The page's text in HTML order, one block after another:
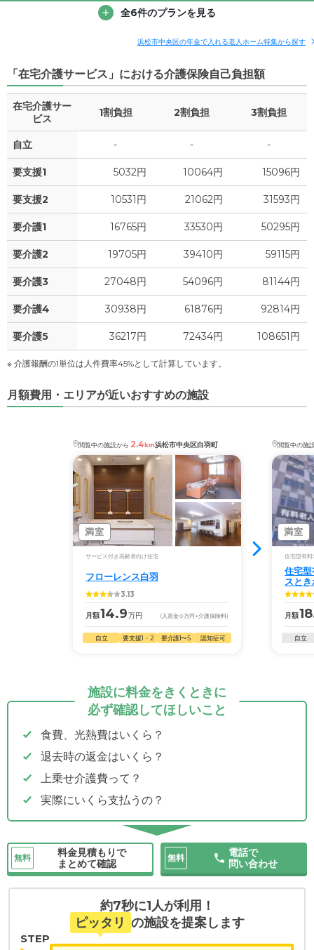
7.2
5.2 万円
食費 ? 2.2 万円
水道・光熱費 0
?
その他 3.9
介護保険料 -
入居金
その他費用
補足情報
家賃 8.9 万円
管理費 ? 5.2 万円
食費 ? 0.9
水道・光熱費 0 万円
上乗せ介護費 ? 0 万円
その他 3.9
介護保険料 - 万円
全6件のプランを見る
浜松市中央区の年金で入れる老人ホーム特集から探す
「在宅介護サービス」における介護保険自己負担額
在宅介護サー
ビス
1割負担 2割負担 3割負担
自立 - - -
要支援1 5032円 10064円 15096円
要支援2 10531円 21062円 31593円
要介護1 16765円 33530円 50295円
要介護2 19705円 39410円 59115円
要介護3 27048円 54096円 81144円
要介護4 30938円 61876円 92814円
要介護5 36217円 72434円 108651円
※ 介護報酬の1単位は人件費率45%として計算しています。
月額費用・エリアが近いおすすめの施設
閲覧中の施設から 2.4km浜松市中央区白羽町
満室
サービス付き高齢者向け住宅
フローレンス白羽
3.13
月額14.9万円 (入居金0万円 +介護保険料)
自立 要支援1・2 要介護1〜5 認知症可
閲覧中の施
満室
住宅型有料
住宅
スと
月額
自立
施設に料金をきくときに
必ず確認してほしいこと
食費、光熱費はいくら？
退去時の返金はいくら？
上乗せ介護費って？
実際にいくら支払うの？
無料
料金見積もりで
まとめて確認
無料
電話で
問い合わせ
約7秒に1人が利用！
ピッタリ の施設を提案します
STEP